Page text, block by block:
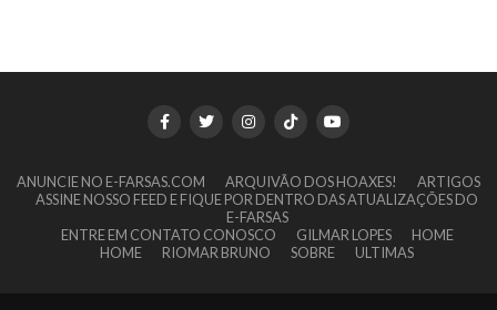
ANUNCIE NO E-FARSAS.COM ARQUIVÃO DOS HOAXES!
ARTIGOS
ASSINE NOSSO FEED E FIQUE POR DENTRO DAS ATUALIZAÇÕES DO
E-FARSAS
ENTRE EM CONTATO CONOSCO
GILMAR LOPES
HOME
HOME
RIOMAR BRUNO SOBRE ULTIMAS